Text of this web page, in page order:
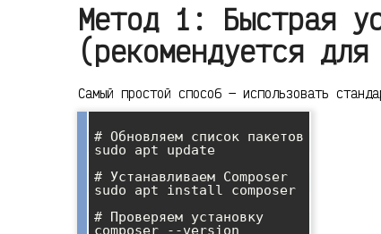
Метод 1: Быстрая
(рекомендуется
Самый простой способ — использовать
# Обновляем список пакетов
sudo apt update
# Устанавливаем Composer
sudo apt install composer
# Проверяем установку